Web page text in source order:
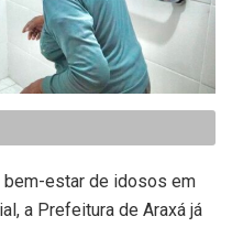
bem-estar de idosos em
a Prefeitura de Araxá já